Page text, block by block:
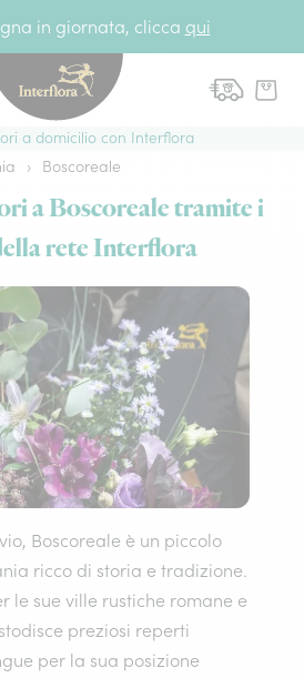
in giornata, clicca qui
a domicilio con Interflora
› Boscoreale
a Boscoreale tramite i
rete Interflora
Boscoreale è un piccolo
ricco di storia e tradizione.
le sue ville rustiche romane e
preziosi reperti
per la sua posizione